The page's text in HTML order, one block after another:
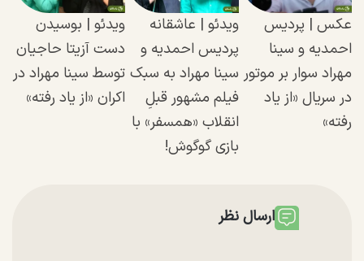
عکس | پردیس
احمدیه و سینا
مهراد سوار بر موتور
در سریال «از یاد
رفته»
ویدئو | عاشقانه
پردیس احمدیه و
سینا مهراد به سبک
فیلم مشهور قبلِ
انقلاب «همسفر» با
بازی گوگوش!
ویدئو | بوسیدن
دست آزیتا حاجیان
توسط سینا مهراد در
اکران «از یاد رفته»
ارسال نظر